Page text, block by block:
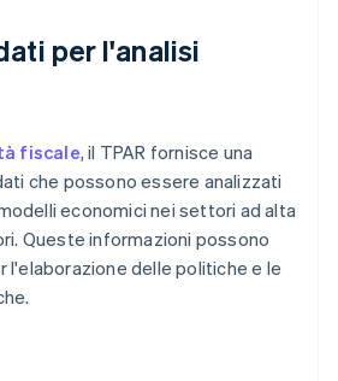
per l'analisi
fiscale, il TPAR fornisce una
che possono essere analizzati
economici nei settori ad alta
Queste informazioni possono
l'elaborazione delle politiche e le